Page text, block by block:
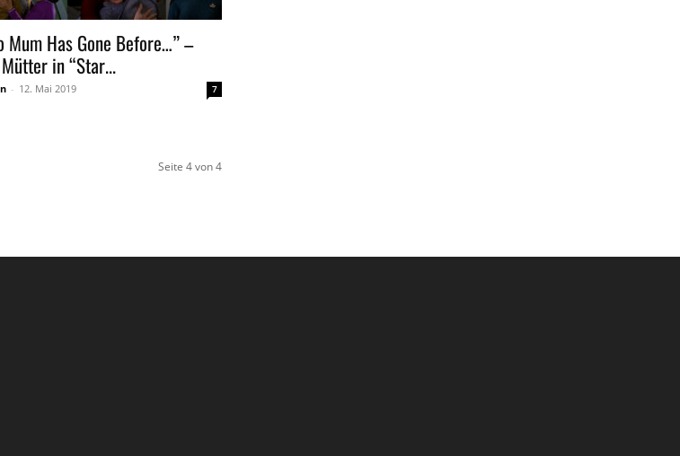
Mum Has Gone Before…” –
in “Star...
- 12. Mai 2019 7
Seite 4 von 4